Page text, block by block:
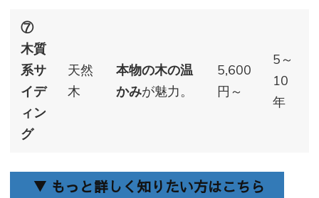
⑦
木質
系サ
イデ
ィン
グ
天然
木
本物の木の温
かみが魅力。
5,600
円～
5～
10
年
▼ もっと詳しく知りたい方はこちら